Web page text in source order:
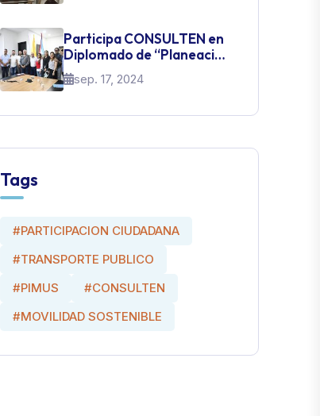
Participa CONSULTEN en
Diplomado de “Planeación
Estratégica Urbana –
transformación urbana y
sep. 17, 2024
Tags
#PARTICIPACION CIUDADANA
#TRANSPORTE PUBLICO
#PIMUS
#CONSULTEN
#MOVILIDAD SOSTENIBLE